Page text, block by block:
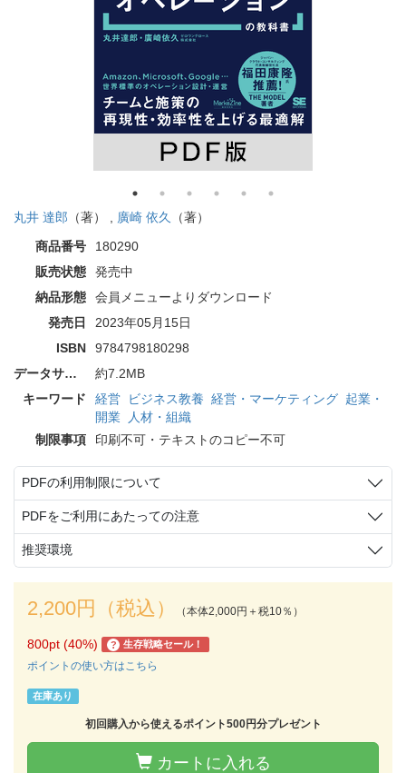
丸井 達郎 （著） , 廣崎 依久
（著）
商品番号
180290
販売状態
発売中
納品形態
会員メニューよりダウンロード
発売日
2023年05月15日
ISBN
9784798180298
データサイズ
約7.2MB
キーワード
経営 ビジネス教養 経営・マーケティング 起業・
開業
人材・組織
制限事項
印刷不可・テキストのコピー不可
PDFの利用制限について
PDFをご利用にあたっての注意
推奨環境
2,200円（税込） （本体2,000円＋税10％）
800pt (40%) ? 生存戦略セール！
ポイントの使い方はこちら
在庫あり
初回購入から使えるポイント500円分プレゼント
カートに入れる